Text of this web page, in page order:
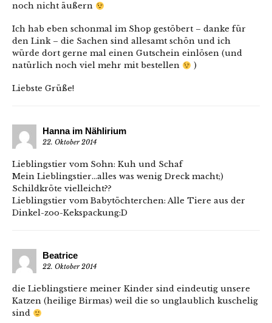
noch nicht äußern
Ich hab eben schonmal im Shop gestöbert – danke für
den Link – die Sachen sind allesamt schön und ich
würde dort gerne mal einen Gutschein einlösen (und
natürlich noch viel mehr mit bestellen
)
Liebste Grüße!
Hanna im Nählirium
22. Oktober 2014
Lieblingstier vom Sohn: Kuh und Schaf
Mein Lieblingstier…alles was wenig Dreck macht;)
Schildkröte vielleicht??
Lieblingstier vom Babytöchterchen: Alle Tiere aus der
Dinkel-zoo-Kekspackung:D
Beatrice
22. Oktober 2014
die Lieblingstiere meiner Kinder sind eindeutig unsere
Katzen (heilige Birmas) weil die so unglaublich kuschelig
sind